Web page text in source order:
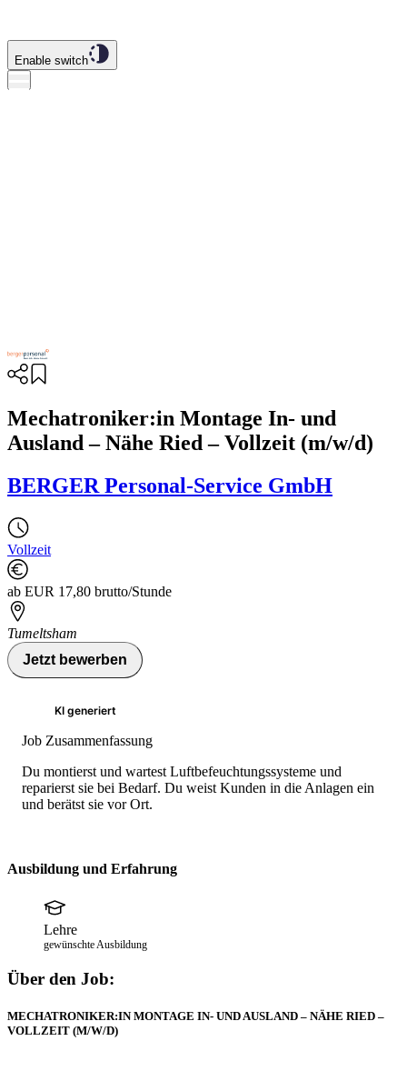
Enable switch
Mechatroniker:in Montage In- und
Ausland – Nähe Ried – Vollzeit (m/w/d)
BERGER Personal-Service GmbH
Vollzeit
ab EUR 17,80 brutto/Stunde
Tumeltsham
Jetzt bewerben
KI generiert
Job Zusammenfassung
Du montierst und wartest Luftbefeuchtungssysteme und
reparierst sie bei Bedarf. Du weist Kunden in die Anlagen ein
und berätst sie vor Ort.
Ausbildung und Erfahrung
Lehre
gewünschte Ausbildung
Über den Job:
MECHATRONIKER:IN MONTAGE IN- UND AUSLAND – NÄHE RIED –
VOLLZEIT (M/W/D)